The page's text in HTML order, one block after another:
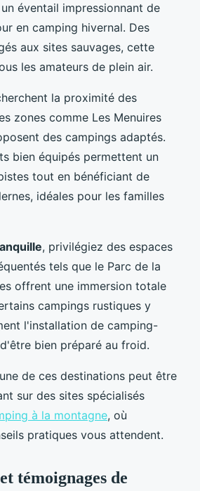
éventail impressionnant de
en camping hivernal. Des
aux sites sauvages, cette
les amateurs de plein air.
la proximité des
zones comme Les Menuires
des campings adaptés.
bien équipés permettent un
tout en bénéficiant de
idéales pour les familles
, privilégiez des espaces
tels que le Parc de la
offrent une immersion totale
campings rustiques y
l'installation de camping-
bien préparé au froid.
de ces destinations peut être
sur des sites spécialisés
à la montagne, où
pratiques vous attendent.
témoignages de